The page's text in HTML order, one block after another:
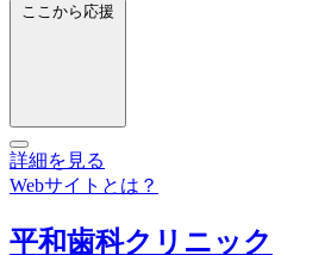
ここから応援
詳細を見る
Webサイトとは？
平和歯科クリニック